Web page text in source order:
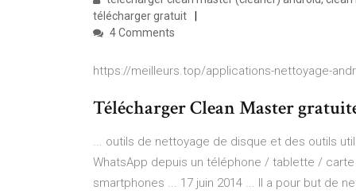
télécharger gratuit
4 Comments
https://meilleurs.top/applications-nettoyage-
Télécharger Clean Master
... outils de nettoyage de disque et des outils
WhatsApp depuis un téléphone / tablette /
smartphones ... 17 juin 2014 ... Il a pour but de